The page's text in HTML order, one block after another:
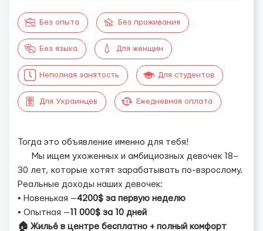
Без опыта Без проживания
Без языка Для женщин
Неполная занятость Для студентов
Для Украинцев Ежедневная оплата
Тогда это объявление именно для тебя!
Мы ищем ухоженных и амбициозных девочек 18–
30 лет, которые хотят зарабатывать по-взрослому.
Реальные доходы наших девочек:
• Новенькая —4200$ за первую неделю
• Опытная — 11 000$ за 10 дней
🏠 Жильё в центре бесплатно + полный комфорт